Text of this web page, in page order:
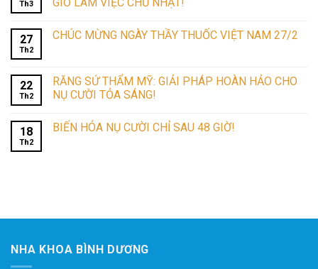
Th3
27
Th2
CHÚC MỪNG NGÀY THẦY THUỐC VIỆT NAM 27/2
22
Th2
RĂNG SỨ THẨM MỸ: GIẢI PHÁP HOÀN HẢO CHO
NỤ CƯỜI TỎA SÁNG!
18
Th2
BIẾN HÓA NỤ CƯỜI CHỈ SAU 48 GIỜ!
NHA KHOA BÌNH DƯƠNG